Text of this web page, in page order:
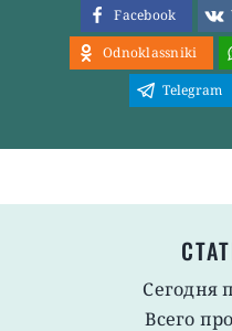
Facebook
Odnoklassniki
Telegram
Сегодня
Всего